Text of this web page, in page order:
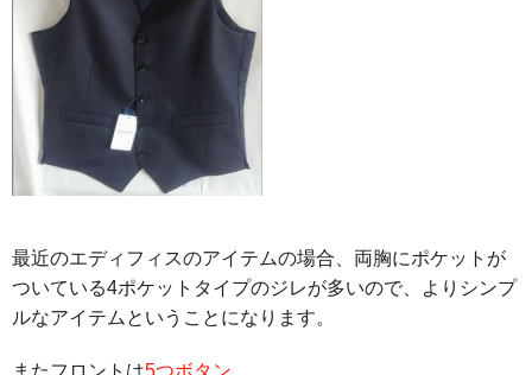
最近のエディフィスのアイテムの場合、両胸にポケットが
ついている4ポケットタイプのジレが多いので、よりシンプ
ルなアイテムということになります。
またフロントは5つボタン